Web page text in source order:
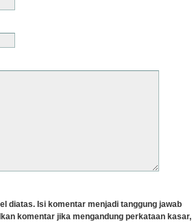
diatas. Isi komentar menjadi tanggung jawab
komentar jika mengandung perkataan kasar,